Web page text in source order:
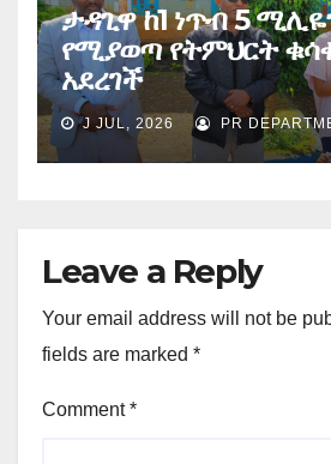
ታዳጊዋ ከ1 ነጥብ 5
የሚያወጣ የትምህርት
አደረገች
J JUL, 2026 PR
Leave a Reply
Your email address will not be
fields are marked *
Comment*